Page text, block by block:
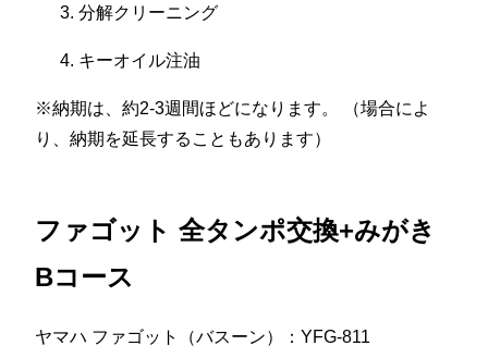
分解クリーニング
キーオイル注油
※納期は、約2-3週間ほどになります。 （場合によ
り、納期を延長することもあります）
ファゴット 全タンポ交換+みがき
Bコース
ヤマハ ファゴット（バスーン）：YFG-811